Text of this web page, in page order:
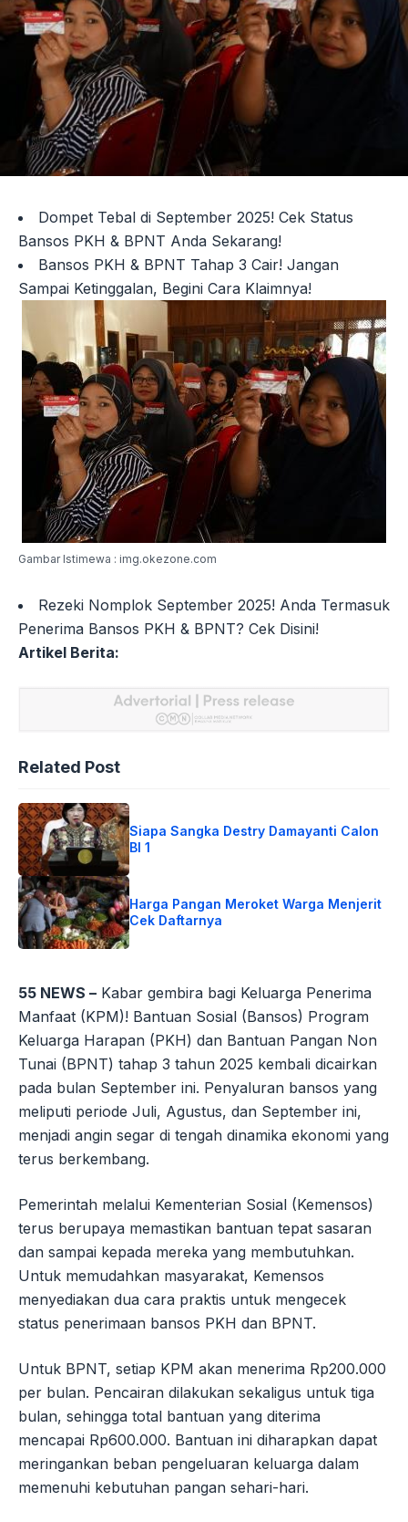
Dompet Tebal di September 2025! Cek Status
Bansos PKH & BPNT Anda Sekarang!
Bansos PKH & BPNT Tahap 3 Cair! Jangan
Sampai Ketinggalan, Begini Cara Klaimnya!
Gambar Istimewa : img.okezone.com
Rezeki Nomplok September 2025! Anda Termasuk
Penerima Bansos PKH & BPNT? Cek Disini!
Artikel Berita:
Related Post
Siapa Sangka Destry Damayanti Calon
BI 1
Harga Pangan Meroket Warga Menjerit
Cek Daftarnya
55 NEWS – Kabar gembira bagi Keluarga Penerima
Manfaat (KPM)! Bantuan Sosial (Bansos) Program
Keluarga Harapan (PKH) dan Bantuan Pangan Non
Tunai (BPNT) tahap 3 tahun 2025 kembali dicairkan
pada bulan September ini. Penyaluran bansos yang
meliputi periode Juli, Agustus, dan September ini,
menjadi angin segar di tengah dinamika ekonomi yang
terus berkembang.
Pemerintah melalui Kementerian Sosial (Kemensos)
terus berupaya memastikan bantuan tepat sasaran
dan sampai kepada mereka yang membutuhkan.
Untuk memudahkan masyarakat, Kemensos
menyediakan dua cara praktis untuk mengecek
status penerimaan bansos PKH dan BPNT.
Untuk BPNT, setiap KPM akan menerima Rp200.000
per bulan. Pencairan dilakukan sekaligus untuk tiga
bulan, sehingga total bantuan yang diterima
mencapai Rp600.000. Bantuan ini diharapkan dapat
meringankan beban pengeluaran keluarga dalam
memenuhi kebutuhan pangan sehari-hari.